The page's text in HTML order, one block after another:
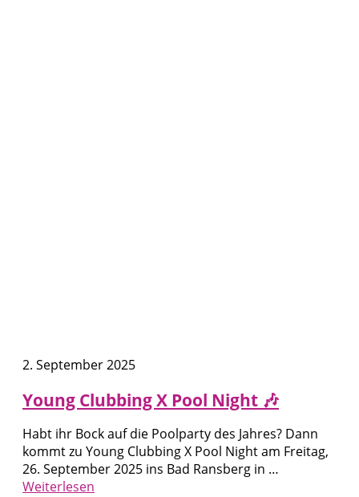
2. September 2025
Young Clubbing X Pool Night 🎶
Habt ihr Bock auf die Poolparty des Jahres? Dann
kommt zu Young Clubbing X Pool Night am Freitag,
26. September 2025 ins Bad Ransberg in …
Weiterlesen